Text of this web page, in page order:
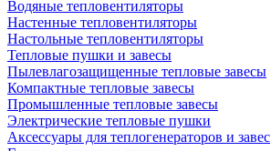
Водяные тепловентиляторы
Настенные тепловентиляторы
Настольные тепловентиляторы
Тепловые пушки и завесы
Пылевлагозащищенные тепловые завесы
Компактные тепловые завесы
Промышленные тепловые завесы
Электрические тепловые пушки
Аксессуары для теплогенераторов и завес